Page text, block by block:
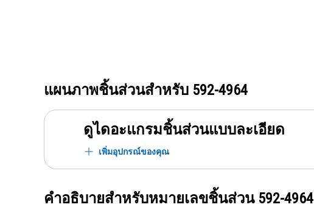
แผนภาพชิ้นส่วนสำหรับ 592-4964
ดูไดอะแกรมชิ้นส่วนแบบละเอียด
เพิ่มอุปกรณ์ของคุณ
คำอธิบายสำหรับหมายเลขชิ้นส่วน 592-4964